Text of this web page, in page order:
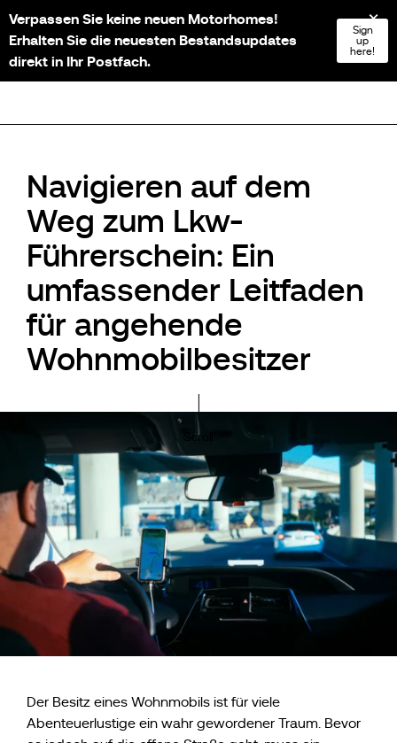
NL FR EN
Navigieren auf dem
Weg zum Lkw-
Führerschein: Ein
umfassender Leitfaden
für angehende
Wohnmobilbesitzer
Scroll
Der Besitz eines Wohnmobils ist für viele
Abenteuerlustige ein wahr gewordener Traum. Bevor
Verpassen Sie keine neuen Motorhomes!
Erhalten Sie die neuesten Bestandsupdates
direkt in Ihr Postfach.
Sign
up
here!